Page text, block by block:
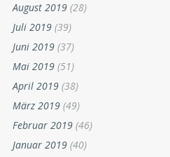
August 2019 (28)
Juli 2019 (39)
Juni 2019 (37)
Mai 2019 (51)
April 2019 (38)
März 2019 (49)
Februar 2019 (46)
Januar 2019 (40)